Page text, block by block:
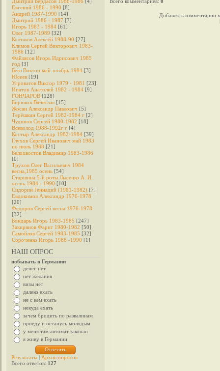
Евгений 1986 - 1990 [8]
Андрей 1987-1990 [14]
Дмитрий 1986 - 1987 [7]
Игорь 1983 - 1984 [61]
Олег 1987-1989 [32]
Колтаков Алексей 1988-90 [27]
Климов Сергей Викторович 1983-
1986 [12]
Файлясов Игорь Идрисович 1985
год [3]
Бевз Виктор май-ноябрь 1984 [3]
Юсеев [19]
Угроватов Виктор 1979 - 1981 [23]
Ипатов Анатолий 1982 - 1984 [9]
ГОНЧАРОВ [128]
Бирюков Вячеслав [15]
Жосан Александр Павлович [5]
Терёшкин Сергей 1982-1984 г [2]
Чудинов Сергей 1980-1982 [18]
Всеволод 1988-1992г г [4]
Костыр Александр 1982-1984 [39]
Глухов Сергей Иванович май 1983
по июль 1988 [21]
Белохвостов Владимир 1983-1986
[0]
Трухов Олег Васильевич 1984
весна,1985 осень [54]
Старшина 5-й роты Лысенко А. И.
осень 1984 - 1990 [10]
Сидорин Геннадий (1981-1982) [7]
Евдокимов Александр 1976-1978
[20]
Федоров Cергей весна 1976-1978
[32]
Бондарь Игорь 1983-1985 [247]
Закирянов Фарит 1980-1982 [50]
Самойлов Сергей 1983-1985 [32]
Сороченко Игорь 1988 -1990 [1]
НАШ ОПРОС
побывать в Германии
денег нет
нет желания
визы нет
далеко ехать
не с кем ехать
некуда ехать
зачем бродить по развалинам
приеду и останусь молодым
у меня там автомат закопан
я живу в Германии
Результаты | Архив опросов
Всего ответов: 127
Добавлять комментарии